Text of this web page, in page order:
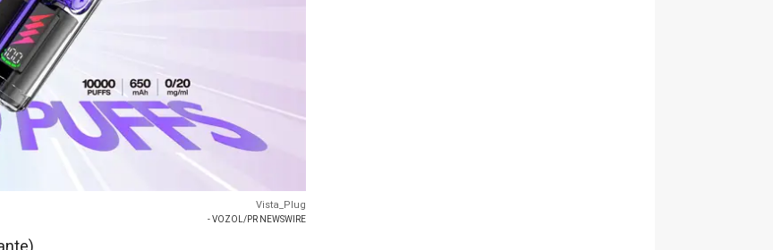
Vista_Plug
- VOZOL/PR NEWSWIRE